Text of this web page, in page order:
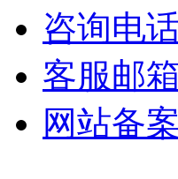
咨询电
客服邮
网站备